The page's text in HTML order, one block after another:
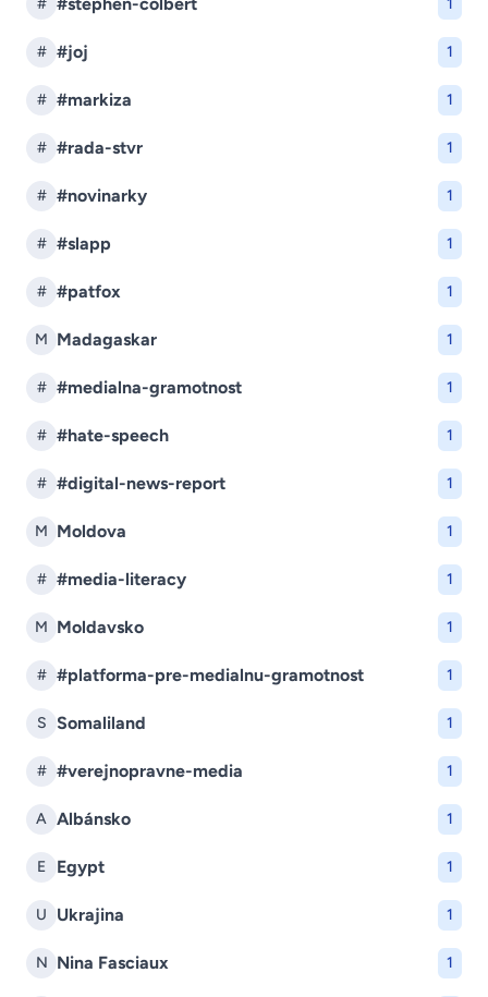
# 1
# #joj 1
# #markiza 1
# #rada-stvr 1
# #novinarky 1
# #slapp 1
# #patfox 1
M Madagaskar 1
# #medialna-gramotnost 1
# #hate-speech 1
# #digital-news-report 1
M Moldova 1
# #media-literacy 1
M Moldavsko 1
# #platforma-pre-medialnu-gramotnost 1
S Somaliland 1
# #verejnopravne-media 1
A Albánsko 1
E Egypt 1
U Ukrajina 1
N Nina Fasciaux 1